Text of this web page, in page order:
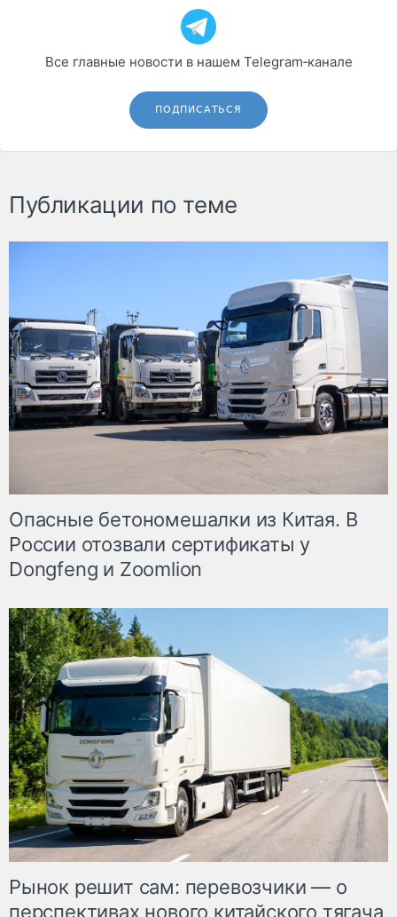
Все главные новости в нашем Telegram‑канале
ПОДПИСАТЬСЯ
Публикации по теме
Опасные бетономешалки из Китая. В
России отозвали сертификаты у
Dongfeng и Zoomlion
Рынок решит сам: перевозчики — о
перспективах нового китайского тягача